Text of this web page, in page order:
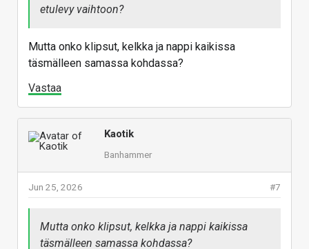
etulevy vaihtoon?
Mutta onko klipsut, kelkka ja nappi kaikissa
täsmälleen samassa kohdassa?
Vastaa
Kaotik
Banhammer
#7
Jun 25, 2026
Mutta onko klipsut, kelkka ja nappi kaikissa
täsmälleen samassa kohdassa?